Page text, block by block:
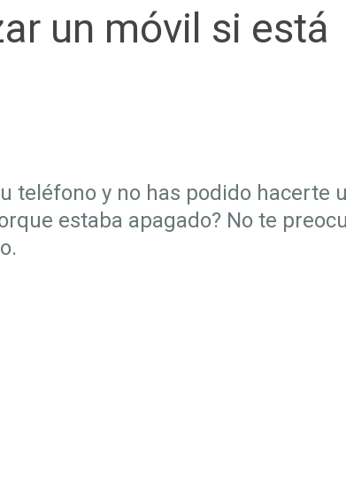
un móvil si está
teléfono y no has podido hacerte
estaba apagado? No te